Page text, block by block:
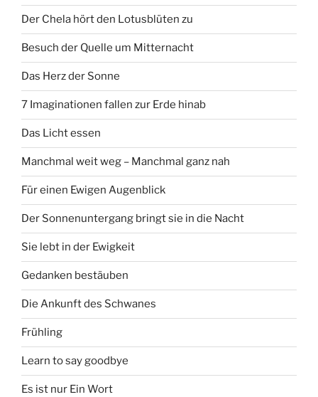
Der Chela hört den Lotusblüten zu
Besuch der Quelle um Mitternacht
Das Herz der Sonne
7 Imaginationen fallen zur Erde hinab
Das Licht essen
Manchmal weit weg – Manchmal ganz nah
Für einen Ewigen Augenblick
Der Sonnenuntergang bringt sie in die Nacht
Sie lebt in der Ewigkeit
Gedanken bestäuben
Die Ankunft des Schwanes
Frühling
Learn to say goodbye
Es ist nur Ein Wort